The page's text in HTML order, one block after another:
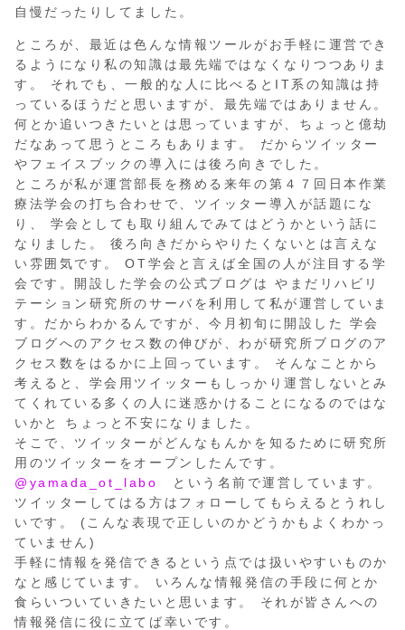
自慢だったりしてました。
ところが、最近は色んな情報ツールがお手軽に運営でき
るようになり私の知識は最先端ではなくなりつつありま
す。 それでも、一般的な人に比べるとIT系の知識は持
っているほうだと思いますが、最先端ではありません。
何とか追いつきたいとは思っていますが、ちょっと億劫
だなあって思うところもあります。 だからツイッター
やフェイスブックの導入には後ろ向きでした。
ところが私が運営部長を務める来年の第４７回日本作業
療法学会の打ち合わせで、ツイッター導入が話題にな
り、 学会としても取り組んでみてはどうかという話に
なりました。 後ろ向きだからやりたくないとは言えな
い雰囲気です。 OT学会と言えば全国の人が注目する学
会です。開設した学会の公式ブログは やまだリハビリ
テーション研究所のサーバを利用して私が運営していま
す。だからわかるんですが、今月初旬に開設した 学会
ブログへのアクセス数の伸びが、わが研究所ブログのア
クセス数をはるかに上回っています。 そんなことから
考えると、学会用ツイッターもしっかり運営しないとみ
てくれている多くの人に迷惑かけることになるのではな
いかと ちょっと不安になりました。
そこで、ツイッターがどんなもんかを知るために研究所
用のツイッターをオープンしたんです。
@yamada_ot_labo
という名前で運営しています。
ツイッターしてはる方はフォローしてもらえるとうれし
いです。 (こんな表現で正しいのかどうかもよくわかっ
ていません)
手軽に情報を発信できるという点では扱いやすいものか
なと感じています。 いろんな情報発信の手段に何とか
食らいついていきたいと思います。 それが皆さんへの
情報発信に役に立てば幸いです。